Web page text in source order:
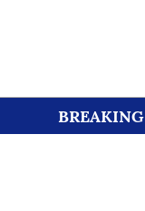
BREAKING